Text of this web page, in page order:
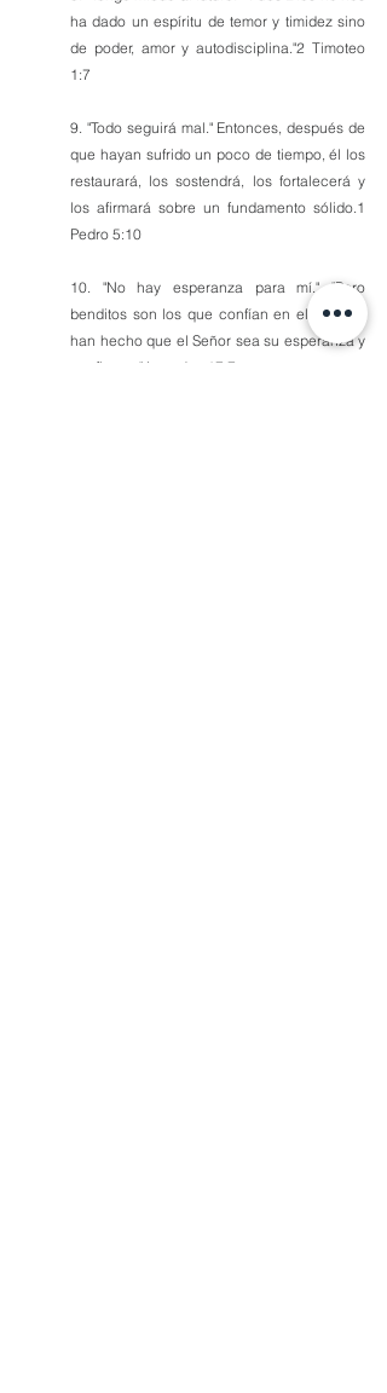
ha dado un espíritu de temor y timidez sino
de poder, amor y autodisciplina."2 Timoteo
1:7
9. "Todo seguirá mal." Entonces, después de
que hayan sufrido un poco de tiempo, él los
restaurará, los sostendrá, los fortalecerá y
los afirmará sobre un fundamento sólido.1
Pedro 5:10
10. "No hay esperanza para mí." "Pero
benditos son los que confían en el Señor y
han hecho que el Señor sea su esperanza y
confianza."Jeremías 17:7